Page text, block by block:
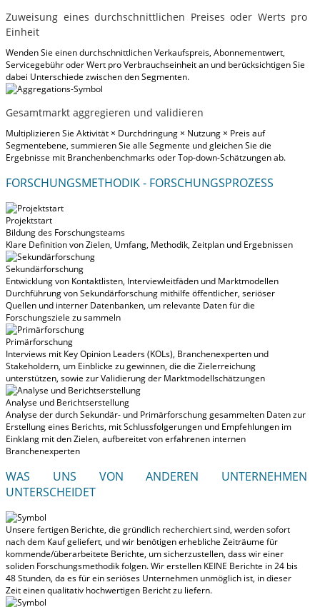
Zuweisung eines durchschnittlichen Preises oder Werts pro
Einheit
Wenden Sie einen durchschnittlichen Verkaufspreis, Abonnementwert,
Servicegebühr oder Wert pro Verbrauchseinheit an und berücksichtigen Sie
dabei Unterschiede zwischen den Segmenten.
Gesamtmarkt aggregieren und validieren
Multiplizieren Sie Aktivität × Durchdringung × Nutzung × Preis auf
Segmentebene, summieren Sie alle Segmente und gleichen Sie die
Ergebnisse mit Branchenbenchmarks oder Top-down-Schätzungen ab.
FORSCHUNGSMETHODIK - FORSCHUNGSPROZESS
Projektstart
Bildung des Forschungsteams
Klare Definition von Zielen, Umfang, Methodik, Zeitplan und Ergebnissen
Sekundärforschung
Entwicklung von Kontaktlisten, Interviewleitfäden und Marktmodellen
Durchführung von Sekundärforschung mithilfe öffentlicher, seriöser
Quellen und interner Datenbanken, um relevante Daten für die
Forschungsziele zu sammeln
Primärforschung
Interviews mit Key Opinion Leaders (KOLs), Branchenexperten und
Stakeholdern, um Einblicke zu gewinnen, die die Zielerreichung
unterstützen, sowie zur Validierung der Marktmodellschätzungen
Analyse und Berichtserstellung
Analyse der durch Sekundär- und Primärforschung gesammelten Daten zur
Erstellung eines Berichts, mit Schlussfolgerungen und Empfehlungen im
Einklang mit den Zielen, aufbereitet von erfahrenen internen
Branchenexperten
WAS UNS VON ANDEREN UNTERNEHMEN
UNTERSCHEIDET
Unsere fertigen Berichte, die gründlich recherchiert sind, werdensofort
nach dem Kauf geliefert, und wir benötigen erhebliche Zeiträume für
kommende/überarbeitete Berichte, um sicherzustellen, dass wir einer
soliden Forschungsmethodik folgen.Wir erstellen KEINE Berichte in 24 bis
48 Stunden, da es für ein seriöses Unternehmen unmöglich ist, in dieser
Zeit einen qualitativ hochwertigen Bericht zu liefern.